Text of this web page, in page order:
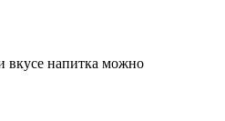
вкусе напитка можно